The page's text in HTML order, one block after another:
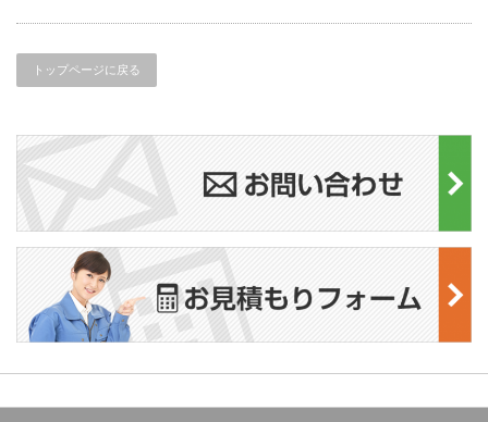
トップページに戻る